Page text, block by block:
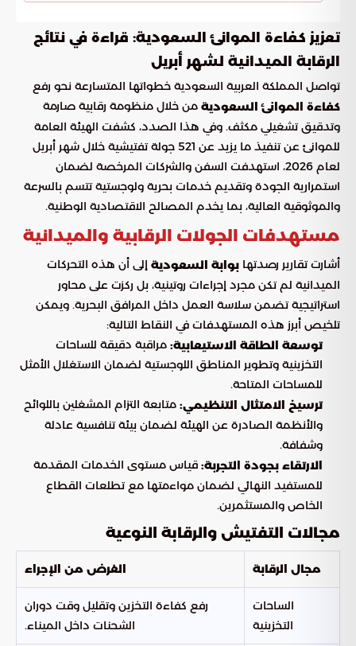
تعزيز كفاءة الموانئ السعودية: قراءة في نتائج
الرقابة الميدانية لشهر أبريل
تواصل المملكة العربية السعودية خطواتها المتسارعة نحو رفع
كفاءة الموانئ السعودية من خلال منظومة رقابية صارمة
وتدقيق تشغيلي مكثف. وفي هذا الصدد، كشفت الهيئة العامة
للموانئ عن تنفيذ ما يزيد عن 521 جولة تفتيشية خلال شهر أبريل
لعام 2026، استهدفت السفن والشركات المرخصة لضمان
استمرارية الجودة وتقديم خدمات بحرية ولوجستية تتسم بالسرعة
والموثوقية العالية، بما يخدم المصالح الاقتصادية الوطنية.
مستهدفات الجولات الرقابية والميدانية
أشارت تقارير رصدتها بوابة السعودية إلى أن هذه التحركات
الميدانية لم تكن مجرد إجراءات روتينية، بل ركزت على محاور
استراتيجية تضمن سلاسة العمل داخل المرافق البحرية. ويمكن
تلخيص أبرز هذه المستهدفات في النقاط التالية:
توسعة الطاقة الاستيعابية: مراقبة دقيقة للساحات
التخزينية وتطوير المناطق اللوجستية لضمان الاستغلال الأمثل
للمساحات المتاحة.
ترسيخ الامتثال التنظيمي: متابعة التزام المشغلين باللوائح
والأنظمة الصادرة عن الهيئة لضمان بيئة تنافسية عادلة
وشفافة.
الارتقاء بجودة التجربة: قياس مستوى الخدمات المقدمة
للمستفيد النهائي لضمان مواءمتها مع تطلعات القطاع
الخاص والمستثمرين.
مجالات التفتيش والرقابة النوعية
مجال الرقابة الغرض من الإجراء
الساحات
التخزينية
رفع كفاءة التخزين وتقليل وقت دوران
الشحنات داخل الميناء.